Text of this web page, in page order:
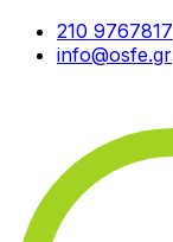
210 9767817
info@osfe.gr